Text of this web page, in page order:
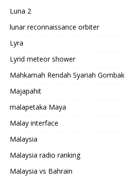
Luna 2
lunar reconnaissance orbiter
Lyra
Lyrid meteor shower
Mahkamah Rendah Syariah Gombak
Majapahit
malapetaka Maya
Malay interface
Malaysia
Malaysia radio ranking
Malaysia vs Bahrain